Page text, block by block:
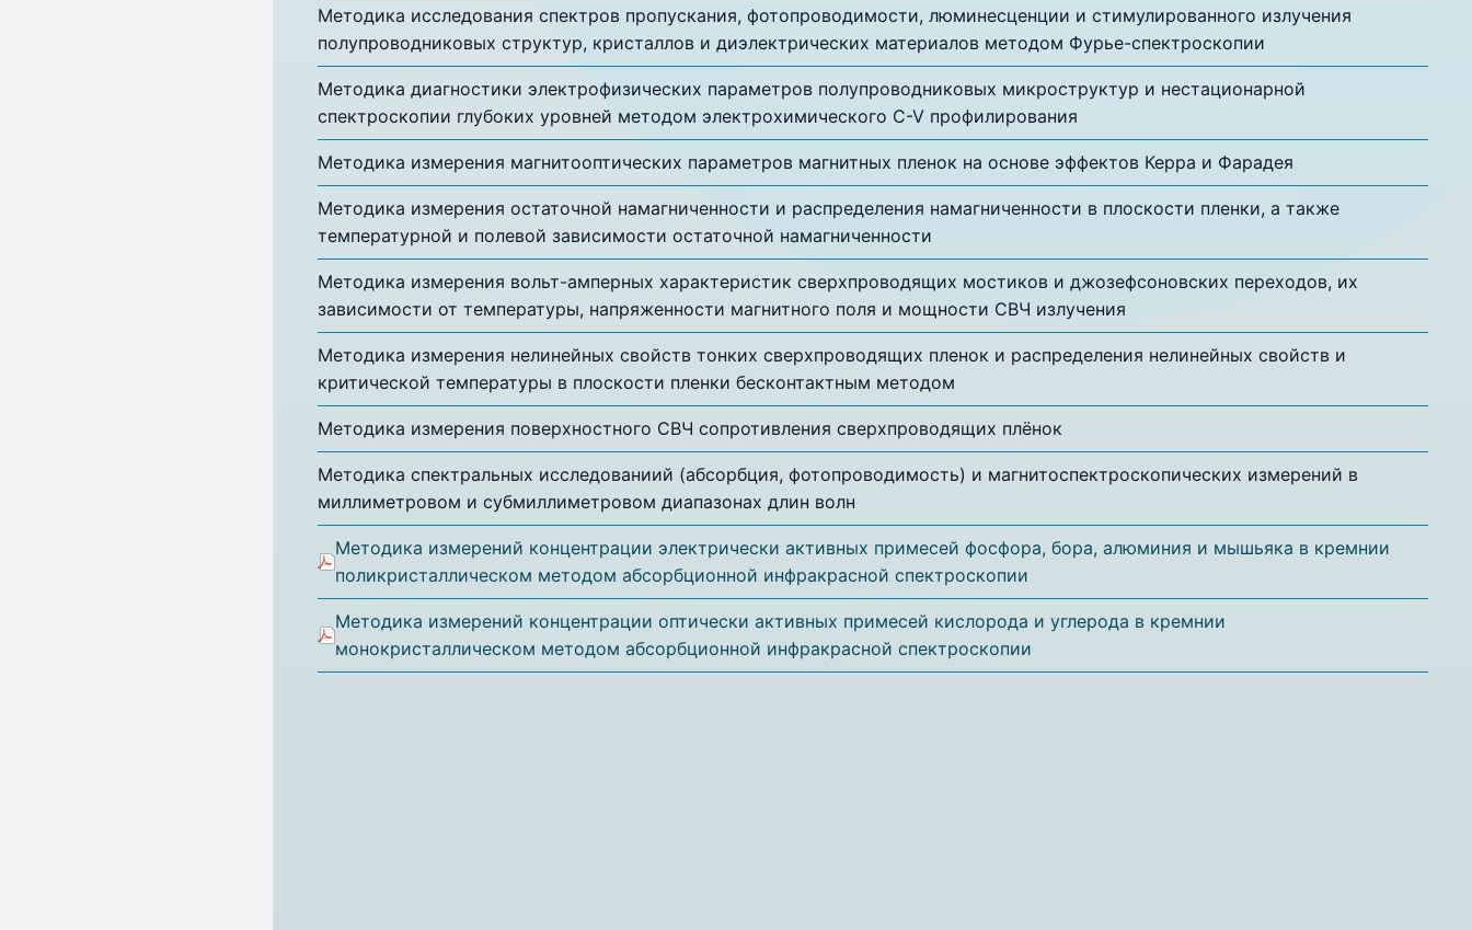
Методика исследования спектров пропускания, фотопроводимости, люминесценции и стимулированного излучения
полупроводниковых структур, кристаллов и диэлектрических материалов методом Фурье-спектроскопии
Методика диагностики электрофизических параметров полупроводниковых микроструктур и нестационарной
спектроскопии глубоких уровней методом электрохимического C-V профилирования
Методика измерения магнитооптических параметров магнитных пленок на основе эффектов Керра и Фарадея
Методика измерения остаточной намагниченности и распределения намагниченности в плоскости пленки, а также
температурной и полевой зависимости остаточной намагниченности
Методика измерения вольт-амперных характеристик сверхпроводящих мостиков и джозефсоновских переходов, их
зависимости от температуры, напряженности магнитного поля и мощности СВЧ излучения
Методика измерения нелинейных свойств тонких сверхпроводящих пленок и распределения нелинейных свойств и
критической температуры в плоскости пленки бесконтактным методом
Методика измерения поверхностного СВЧ сопротивления сверхпроводящих плёнок
Методика спектральных исследованиий (абсорбция, фотопроводимость) и магнитоспектроскопических измерений в
миллиметровом и субмиллиметровом диапазонах длин волн
Методика измерений концентрации электрически активных примесей фосфора, бора, алюминия и мышьяка в кремнии
поликристаллическом методом абсорбционной инфракрасной спектроскопии
Методика измерений концентрации оптически активных примесей кислорода и углерода в кремнии
монокристаллическом методом абсорбционной инфракрасной спектроскопии